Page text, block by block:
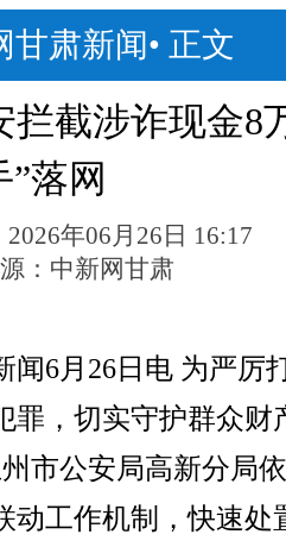
甘肃新闻• 正文
拦截涉诈现金8
落网
2026年06月26日 16:17
： 中新网甘肃
6月26日电 为严厉
罪，切实守护群众财
市公安局高新分局
动工作机制，快速处